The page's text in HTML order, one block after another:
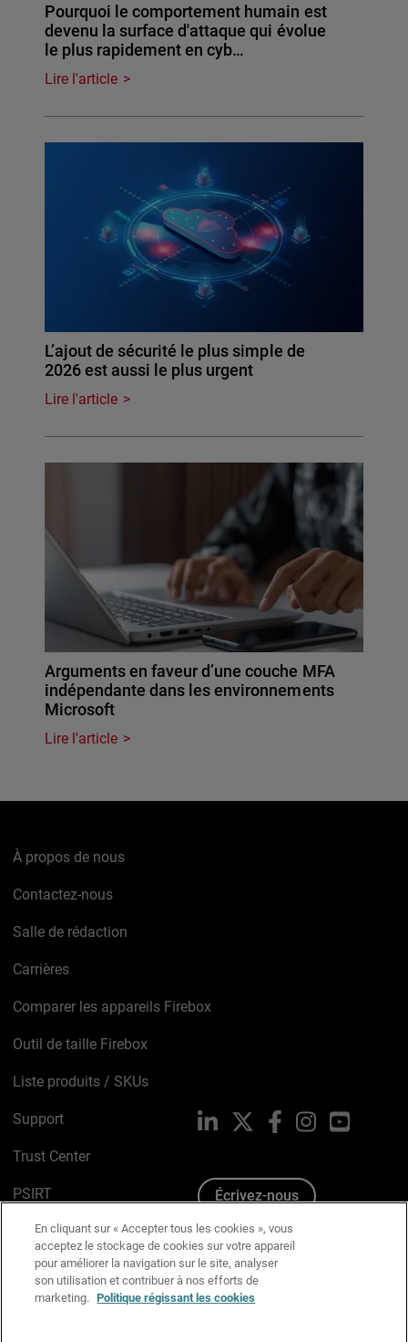
Pourquoi le comportement humain est
devenu la surface d'attaque qui évolue
le plus rapidement en cyb…
Lire l'article
L’ajout de sécurité le plus simple de
2026 est aussi le plus urgent
Lire l'article
Arguments en faveur d’une couche MFA
indépendante dans les environnements
Microsoft
Lire l'article
À propos de nous
Contactez-nous
Salle de rédaction
Carrières
Comparer les appareils Firebox
Outil de taille Firebox
Liste produits / SKUs
Support
Trust Center
PSIRT
Avis sur les cookies
Politique de confidentialité
Charte Graphique
LinkedIn FacebookInstagramYouTube
Écrivez-nous
En cliquant sur « Accepter tous les cookies », vous
acceptez le stockage de cookies sur votre appareil
pour améliorer la navigation sur le site, analyser
son utilisation et contribuer à nos efforts de
marketing. Politique régissant les cookies